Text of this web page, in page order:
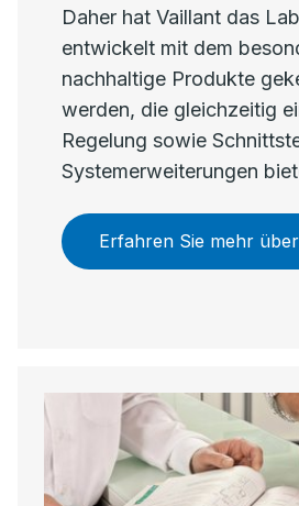
Daher hat Vaillant das
entwickelt mit dem
nachhaltige Produkte
werden, die gleichzeitig
Regelung sowie
Systemerweiterungen
Erfahren Sie mehr